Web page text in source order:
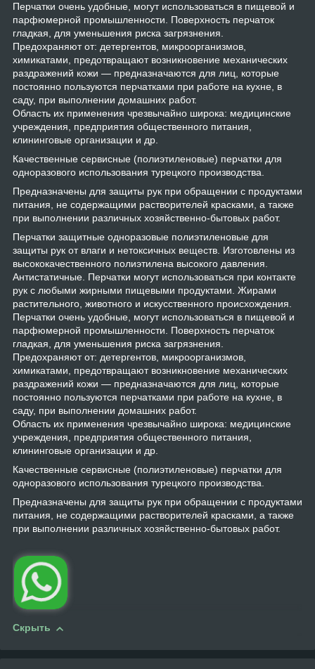
Перчатки очень удобные, могут использоваться в пищевой и
парфюмерной промышленности. Поверхность перчаток
гладкая, для уменьшения риска загрязнения.
Предохраняют от: детергентов, микроорганизмов,
химикатами, предотвращают возникновение механических
раздражений кожи — предназначаются для лиц, которые
постоянно пользуются перчатками при работе на кухне, в
саду, при выполнении домашних работ.
Область их применения чрезвычайно широка: медицинские
учреждения, предприятия общественного питания,
клининговые организации и др.
Качественные сервисные (полиэтиленовые) перчатки для
одноразового использования турецкого производства.
Предназначены для защиты рук при обращении с продуктами
питания, не содержащими растворителей красками, а также
при выполнении различных хозяйственно-бытовых работ.
Перчатки защитные одноразовые полиэтиленовые для
защиты рук от влаги и нетоксичных веществ. Изготовлены из
высококачественного полиэтилена высокого давления.
Антистатичные. Перчатки могут использоваться при контакте
рук с любыми жирными пищевыми продуктами. Жирами
растительного, животного и искусственного происхождения.
Перчатки очень удобные, могут использоваться в пищевой и
парфюмерной промышленности. Поверхность перчаток
гладкая, для уменьшения риска загрязнения.
Предохраняют от: детергентов, микроорганизмов,
химикатами, предотвращают возникновение механических
раздражений кожи — предназначаются для лиц, которые
постоянно пользуются перчатками при работе на кухне, в
саду, при выполнении домашних работ.
Область их применения чрезвычайно широка: медицинские
учреждения, предприятия общественного питания,
клининговые организации и др.
Качественные сервисные (полиэтиленовые) перчатки для
одноразового использования турецкого производства.
Предназначены для защиты рук при обращении с продуктами
питания, не содержащими растворителей красками, а также
при выполнении различных хозяйственно-бытовых работ.
Скрыть